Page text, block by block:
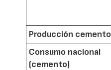
Producción cemento
Consumo nacional
(cemento)